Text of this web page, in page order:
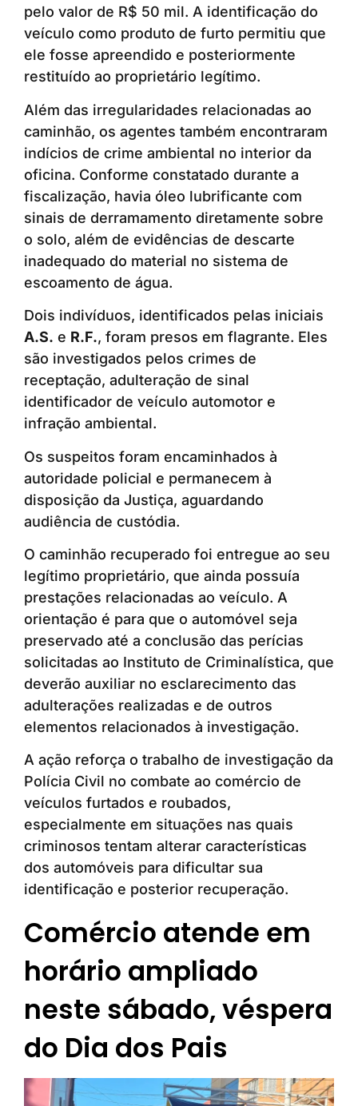
pelo valor de R$ 50 mil. A identificação do
veículo como produto de furto permitiu que
ele fosse apreendido e posteriormente
restituído ao proprietário legítimo.
Além das irregularidades relacionadas ao
caminhão, os agentes também encontraram
indícios de crime ambiental no interior da
oficina. Conforme constatado durante a
fiscalização, havia óleo lubrificante com
sinais de derramamento diretamente sobre
o solo, além de evidências de descarte
inadequado do material no sistema de
escoamento de água.
Dois indivíduos, identificados pelas iniciais
A.S. e R.F., foram presos em flagrante. Eles
são investigados pelos crimes de
receptação, adulteração de sinal
identificador de veículo automotor e
infração ambiental.
Os suspeitos foram encaminhados à
autoridade policial e permanecem à
disposição da Justiça, aguardando
audiência de custódia.
O caminhão recuperado foi entregue ao seu
legítimo proprietário, que ainda possuía
prestações relacionadas ao veículo. A
orientação é para que o automóvel seja
preservado até a conclusão das perícias
solicitadas ao Instituto de Criminalística, que
deverão auxiliar no esclarecimento das
adulterações realizadas e de outros
elementos relacionados à investigação.
A ação reforça o trabalho de investigação da
Polícia Civil no combate ao comércio de
veículos furtados e roubados,
especialmente em situações nas quais
criminosos tentam alterar características
dos automóveis para dificultar sua
identificação e posterior recuperação.
Comércio atende em
horário ampliado
neste sábado, véspera
do Dia dos Pais